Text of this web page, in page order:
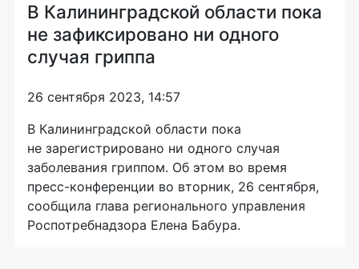
В Калининградской области пока
не зафиксировано ни одного
случая гриппа
26 сентября 2023, 14:57
В Калининградской области пока
не зарегистрировано ни одного случая
заболевания гриппом. Об этом во время
пресс-конференции во вторник, 26 сентября,
сообщила глава регионального управления
Роспотребнадзора Елена Бабура.